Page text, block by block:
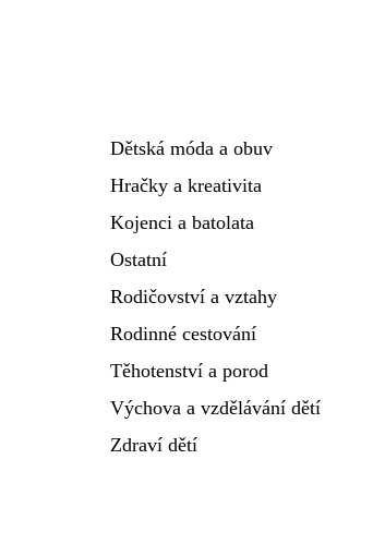
Dětská móda a obuv
Hračky a kreativita
Kojenci a batolata
Ostatní
Rodičovství a vztahy
Rodinné cestování
Těhotenství a porod
Výchova a vzdělávání dětí
Zdraví dětí